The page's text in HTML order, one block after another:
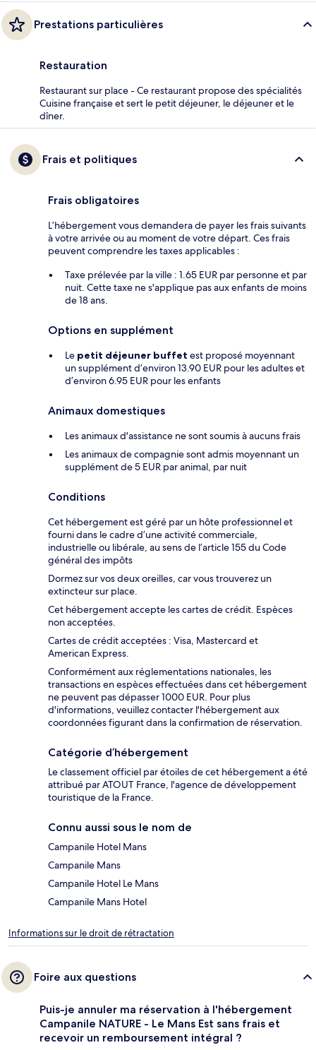
Prestations particulières
Restauration
Restaurant sur place - Ce restaurant propose des spécialités
Cuisine française et sert le petit déjeuner, le déjeuner et le
dîner.
Frais et politiques
Frais obligatoires
L’hébergement vous demandera de payer les frais suivants
à votre arrivée ou au moment de votre départ. Ces frais
peuvent comprendre les taxes applicables :
Taxe prélevée par la ville : 1.65 EUR par personne et par
nuit. Cette taxe ne s'applique pas aux enfants de moins
de 18 ans.
Options en supplément
Le petit déjeuner buffet est proposé moyennant
un supplément d’environ 13.90 EUR pour les adultes et
d’environ 6.95 EUR pour les enfants
Animaux domestiques
Les animaux d'assistance ne sont soumis à aucuns frais
Les animaux de compagnie sont admis moyennant un
supplément de 5 EUR par animal, par nuit
Conditions
Cet hébergement est géré par un hôte professionnel et
fourni dans le cadre d’une activité commerciale,
industrielle ou libérale, au sens de l’article 155 du Code
général des impôts
Dormez sur vos deux oreilles, car vous trouverez un
extincteur sur place.
Cet hébergement accepte les cartes de crédit. Espèces
non acceptées.
Cartes de crédit acceptées : Visa, Mastercard et
American Express.
Conformément aux réglementations nationales, les
transactions en espèces effectuées dans cet hébergement
ne peuvent pas dépasser 1000 EUR. Pour plus
d'informations, veuillez contacter l'hébergement aux
coordonnées figurant dans la confirmation de réservation.
Catégorie d’hébergement
Le classement officiel par étoiles de cet hébergement a été
attribué par ATOUT France, l'agence de développement
touristique de la France.
Connu aussi sous le nom de
Campanile Hotel Mans
Campanile Mans
Campanile Hotel Le Mans
Campanile Mans Hotel
Informations sur le droit de rétractation
Foire aux questions
Puis-je annuler ma réservation à l'hébergement
Campanile NATURE - Le Mans Est sans frais et
recevoir un remboursement intégral ?